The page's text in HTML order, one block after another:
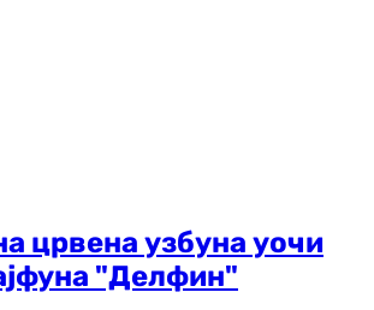
црвена узбуна уочи
"Делфин"